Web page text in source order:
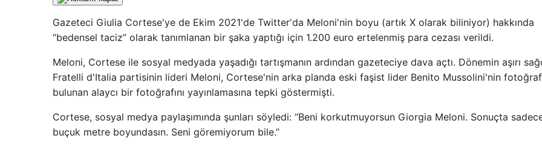
Gazeteci Giulia Cortese'ye de Ekim 2021'de Twitter'da Meloni'nin boyu (artık X olarak biliniyor) hakkında
“bedensel taciz” olarak tanımlanan bir şaka yaptığı için 1.200 euro ertelenmiş para cezası verildi.
Meloni, Cortese ile sosyal medyada yaşadığı tartışmanın ardından gazeteciye dava açtı. Dönemin aşırı
Fratelli d'Italia partisinin lideri Meloni, Cortese'nin arka planda eski faşist lider Benito Mussolini'nin
bulunan alaycı bir fotoğrafını yayınlamasına tepki göstermişti.
Cortese, sosyal medya paylaşımında şunları söyledi: “Beni korkutmuyorsun Giorgia Meloni. Sonuçta
buçuk metre boyundasın. Seni göremiyorum bile.”